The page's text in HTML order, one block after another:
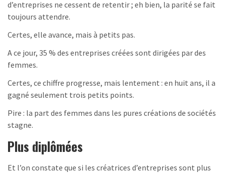
d’entreprises ne cessent de retentir ; eh bien, la parité se fait
toujours attendre.
Certes, elle avance, mais à petits pas.
A ce jour, 35 % des entreprises créées sont dirigées par des
femmes.
Certes, ce chiffre progresse, mais lentement : en huit ans, il a
gagné seulement trois petits points.
Pire : la part des femmes dans les pures créations de sociétés
stagne.
Plus diplômées
Et l’on constate que si les créatrices d’entreprises sont plus